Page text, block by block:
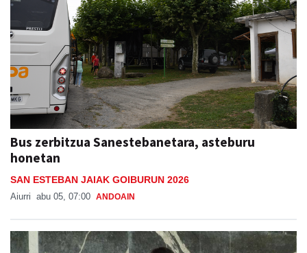
Bus zerbitzua Sanestebanetara, asteburu
honetan
SAN ESTEBAN JAIAK GOIBURUN 2026
Aiurri abu 05, 07:00 ANDOAIN